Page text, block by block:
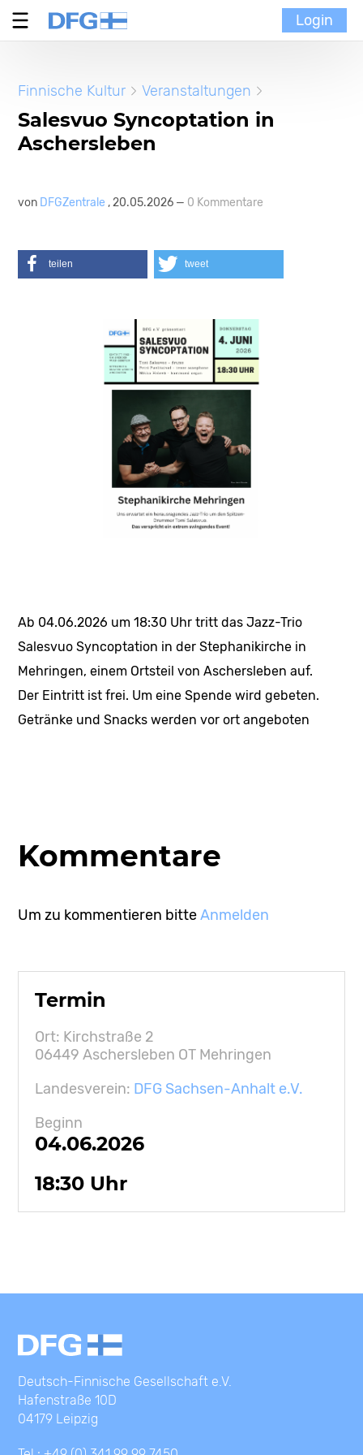
MoinMoi
Finnische Kultur
Portal
Login
Finnische Kultur Veranstaltungen
Salesvuo Syncoptation in
Aschersleben
von DFGZentrale , 20.05.2026 — 0 Kommentare
teilen tweet
Ab 04.06.2026 um 18:30 Uhr tritt das Jazz-Trio
Salesvuo Syncoptation in der Stephanikirche in
Mehringen, einem Ortsteil von Aschersleben auf.
Der Eintritt ist frei. Um eine Spende wird gebeten.
Getränke und Snacks werden vor ort angeboten
Kommentare
Um zu kommentieren bitteAnmelden
Termin
Ort: Kirchstraße 2
06449 Aschersleben OT Mehringen
Landesverein: DFG Sachsen-Anhalt e.V.
Beginn
04.06.2026
18:30 Uhr
Deutsch-Finnische Gesellschaft e.V.
Hafenstraße 10D
04179 Leipzig